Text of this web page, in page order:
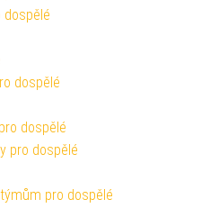
dospělé
dospělé
dospělé
pro dospělé
pro dospělé